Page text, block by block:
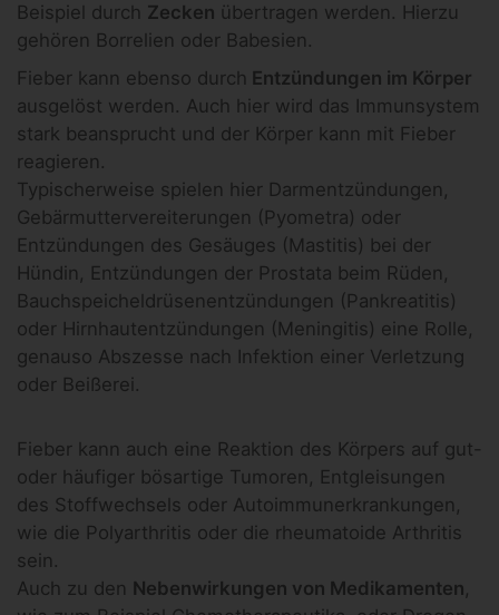
Beispiel durch Zecken übertragen werden. Hierzu
gehören Borrelien oder Babesien.
Fieber kann ebenso durch Entzündungen im Körper
ausgelöst werden. Auch hier wird das Immunsystem
stark beansprucht und der Körper kann mit Fieber
reagieren.
Typischerweise spielen hier Darmentzündungen,
Gebärmuttervereiterungen (Pyometra) oder
Entzündungen des Gesäuges (Mastitis) bei der
Hündin, Entzündungen der Prostata beim Rüden,
Bauchspeicheldrüsenentzündungen (Pankreatitis)
oder Hirnhautentzündungen (Meningitis) eine Rolle,
genauso Abszesse nach Infektion einer Verletzung
oder Beißerei.
Fieber kann auch eine Reaktion des Körpers auf gut-
oder häufiger bösartige Tumoren, Entgleisungen
des Stoffwechsels oder Autoimmunerkrankungen,
wie die Polyarthritis oder die rheumatoide Arthritis
sein.
Auch zu den Nebenwirkungen von Medikamenten,